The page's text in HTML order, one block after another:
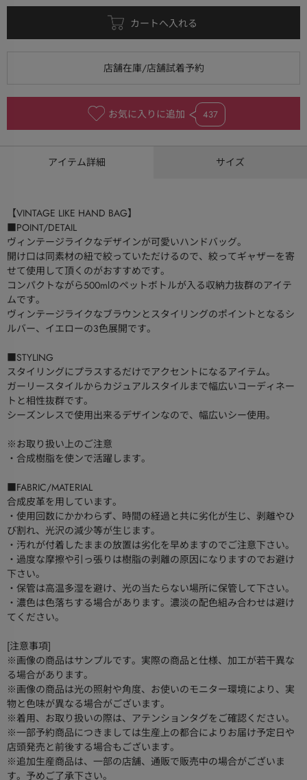
お気に入りに追加 437
アイテム詳細 サイズ
【VINTAGE LIKE HAND BAG】
■POINT/DETAIL
ヴィンテージライクなデザインが可愛いハンドバッグ。
開け口は同素材の紐で絞っていただけるので、絞ってギャザーを寄
せて使用して頂くのがおすすめです。
コンパクトながら500mlのペットボトルが入る収納力抜群のアイテ
ムです。
ヴィンテージライクなブラウンとスタイリングのポイントとなるシ
ルバー、イエローの3色展開です。
■STYLING
スタイリングにプラスするだけでアクセントになるアイテム。
ガーリースタイルからカジュアルスタイルまで幅広いコーディネー
トと相性抜群です。
シーズンレスで使用出来るデザインなので、幅広いシー使用。
※お取り扱い上のご注意
・合成樹脂を使ンで活躍します。
■FABRIC/MATERIAL
合成皮革を用しています。
・使用回数にかかわらず、時間の経過と共に劣化が生じ、剥離やひ
び割れ、光沢の減少等が生じます。
・汚れが付着したままの放置は劣化を早めますのでご注意下さい。
・過度な摩擦や引っ張りは樹脂の剥離の原因になりますのでお避け
下さい。
・保管は高温多湿を避け、光の当たらない場所に保管して下さい。
・濃色は色落ちする場合があります。濃淡の配色組み合わせは避け
てください。
[注意事項]
※画像の商品はサンプルです。実際の商品と仕様、加工が若干異な
る場合があります。
※画像の商品は光の照射や角度、お使いのモニター環境により、実
物と色味が異なる場合がございます。
※着用、お取り扱いの際は、アテンションタグをご確認ください。
※一部予約商品につきましては生産上の都合によりお届け予定日や
店頭発売と前後する場合もございます。
※追加生産商品は、一部の店舗、通販で販売中の場合がございま
す。予めご了承下さい。